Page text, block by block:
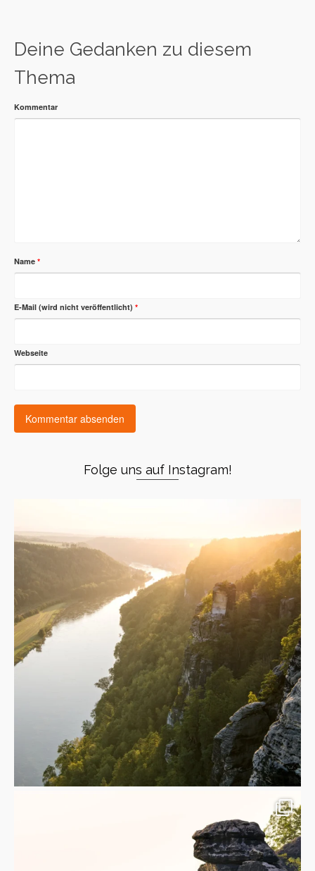
Deine Gedanken zu diesem
Thema
Kommentar
Name *
E-Mail (wird nicht veröffentlicht) *
Webseite
Folge uns auf Instagram!